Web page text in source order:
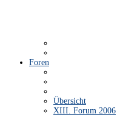
Foren
Übersicht
XIII. Forum 2006